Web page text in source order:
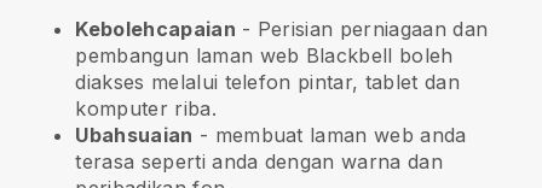
Kebolehcapaian - Perisian perniagaan dan
pembangun laman web Blackbell boleh
diakses melalui telefon pintar, tablet dan
komputer riba.
Ubahsuaian - membuat laman web anda
terasa seperti anda dengan warna dan